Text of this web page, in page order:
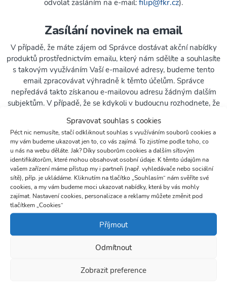
Spravovat souhlas s cookies
Péct nic nemusíte, stačí odkliknout souhlas s využíváním souborů cookies a
my vám budeme ukazovat jen to, co vás zajímá. To zjistíme podle toho, co
u nás na webu děláte. Jak? Díky souborům cookies a dalším síťovým
identifikátorům, které mohou obsahovat osobní údaje. K těmto údajům na
vašem zařízení máme přístup my i partneři (např. vyhledávače nebo sociální
sítě), příp. je ukládáme. Kliknutím na tlačítko „Souhlasím“ nám svěříte své
cookies, a my vám budeme moci ukazovat nabídky, která by vás mohly
zajímat. Nastavení cookies, personalizace a reklamy můžete změnit pod
tlačítkem „Cookies“
Příjmout
Odmítnout
Zobrazit preference
odvolat zasláním na e-mail: filip@fkr.cz).
Zasílání novinek na email
V případě, že máte zájem od Správce dostávat akční nabídky
produktů prostřednictvím emailu, který nám sdělíte a souhlasíte
s takovým využíváním Vaší e-mailové adresy, budeme tento
email zpracovávat výhradně k těmto účelům. Správce
nepředává takto získanou e-mailovou adresu žádným dalším
subjektům. V případě, že se kdykoli v budoucnu rozhodnete, že
odvolat svůj souhlas se zpracováním uvedené e-mailové adresy
na e-mail:filip@fkr.cz, nebo písemně na adresu sídla
společnosti.
Zpracování osobních údajů
Správce bude na těchto stránkách zpracovávat osobní údaje na
základě následujících právních titulů.
Propagační fotografie
Propagační fotografie na webu www.fkr.cz, jehož
provozovatelem je Správce. V rámci nabízených služeb,
Tento souhlas může osoba vyskytující se na fotografii kdykoli v